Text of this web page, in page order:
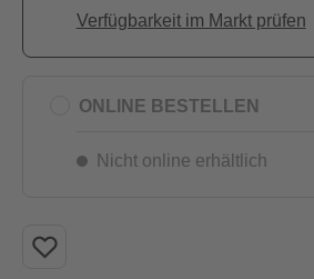
Verfügbarkeit im Markt prüfen
ONLINE BESTELLEN
Nicht online erhältlich